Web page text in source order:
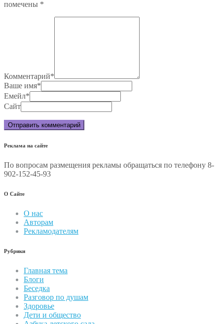
помечены *
Комментарий*
Ваше имя*
Емейл*
Сайт
Реклама на сайте
По вопросам размещения рекламы обращаться по телефону 8-
902-152-45-93
О Сайте
О нас
Авторам
Рекламодателям
Рубрики
Главная тема
Блоги
Беседка
Разговор по душам
Здоровье
Дети и общество